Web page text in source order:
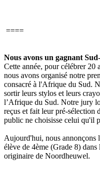
====
Nous avons un gagnant
Cette année, pour célébrer 20
nous avons organisé notre
consacré à l'Afrique du Sud.
sortir leurs stylos et leurs
l’Afrique du Sud. Notre jury
reçus et fait leur pré-sélection
public ne choisisse celui qu'il
Aujourd'hui, nous annonçons
élève de 4ème (Grade 8)
originaire de Noordheuwel.